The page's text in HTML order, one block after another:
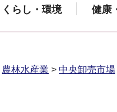
くらし・環境 健康
農林水産業 > 中央卸売市場